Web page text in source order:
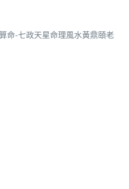
命-七政天星命理風水黃鼎頤老